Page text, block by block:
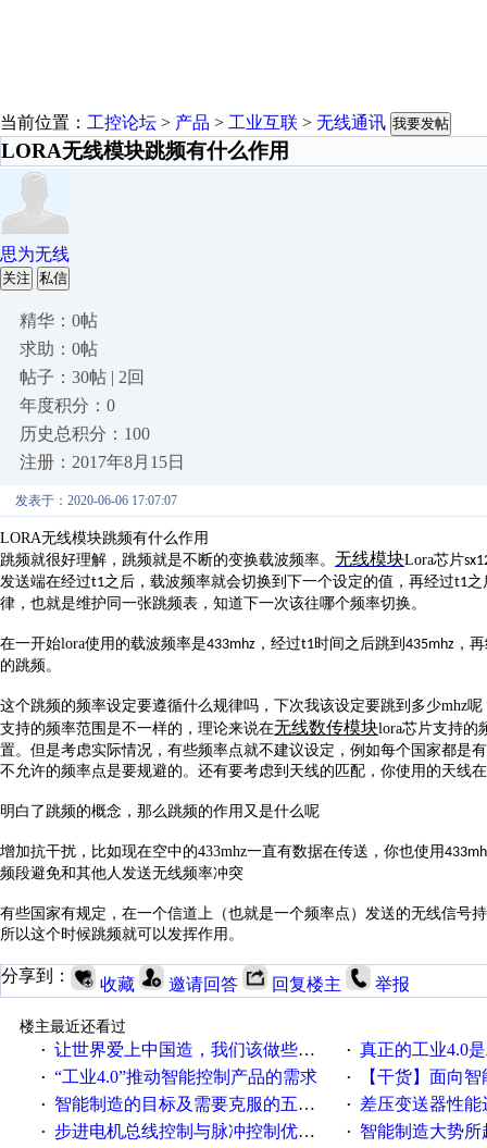
当前位置： 工控论坛 > 产品 > 工业互联 > 无线通讯 我要发帖
LORA无线模块跳频有什么作用
思为无线
关注 私信
精华：0帖
求助：0帖
帖子：30帖 | 2回
年度积分：0
历史总积分：100
注册：2017年8月15日
发表于：2020-06-06 17:07:07
LORA无线模块跳频有什么作用
跳频就很好理解，跳频就是不断的变换载波频率。 无线模块Lora芯片
发送端在经过t1之后，载波频率就会切换到下一个设定的值，再经过t1之
律，也就是维护同一张跳频表，知道下一次该往哪个频率切换。
在一开始lora使用的载波频率是433mhz ，经过t1时间之后跳到 435mhz ，
的跳频。
这个跳频的频率设定要遵循什么规律吗，下次我该设定要跳到多少mhz呢
支持的频率范围是不一样的，理论来说在无线数传模块lora芯片支持的
置。但是考虑实际情况，有些频率点就不建议设定，例如每个国家都是
不允许的频率点是要规避的。还有要考虑到天线的匹配，你使用的天线
明白了跳频的概念，那么跳频的作用又是什么呢
增加抗干扰，比如现在空中的433mhz一直有数据在传送，你也使用
频段避免和其他人发送无线频率冲突
有些国家有规定，在一个信道上（也就是一个频率点）发送的无线信号
所以这个时候跳频就可以发挥作用。
分享到： 收藏 邀请回答 回复楼主 举报
楼主最近还看过
· 让世界爱上中国造，我们该做些什么 · 真正的工业4.0
· “工业4.0”推动智能控制产品的需求 · 【干货】面向
· 智能制造的目标及需要克服的五个障碍 · 差压变送器性能达
· 步进电机总线控制与脉冲控制优缺点 · 智能制造大势所趋